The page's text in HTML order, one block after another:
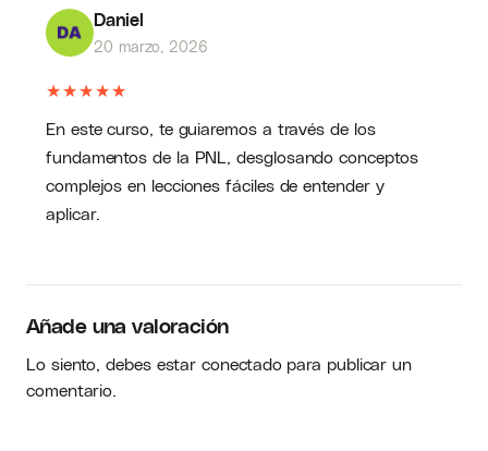
Daniel
20 marzo, 2026
★★★★★
En este curso, te guiaremos a través de los
fundamentos de la PNL, desglosando conceptos
complejos en lecciones fáciles de entender y
aplicar.
Añade una valoración
Lo siento, debes estarconectadopara publicar un
comentario.